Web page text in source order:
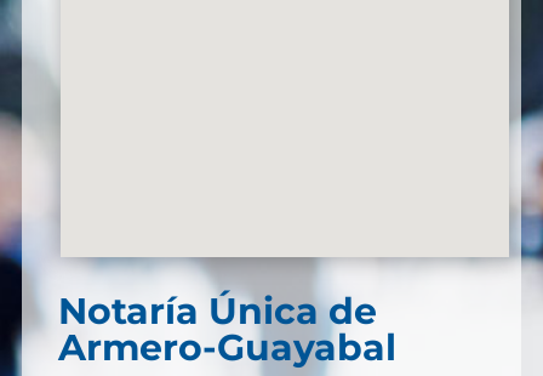
Notaría Única de
Armero-Guayabal